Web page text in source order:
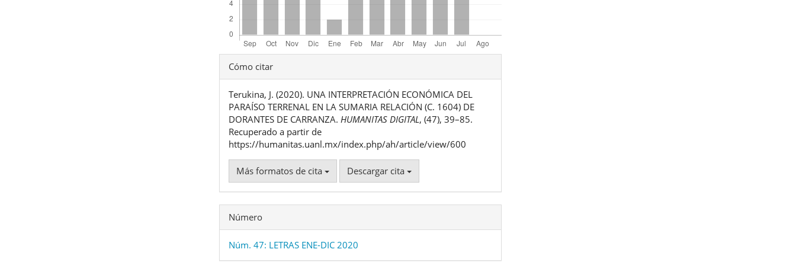
Detalles
del
artículo
Cómo citar
Terukina, J. (2020). UNA INTERPRETACIÓN ECONÓMICA DEL
PARAÍSO TERRENAL EN LA SUMARIA RELACIÓN (C. 1604) DE
DORANTES DE CARRANZA.HUMANITAS DIGITAL, (47), 39–85.
Recuperado a partir de
https://humanitas.uanl.mx/index.php/ah/article/view/600
Más formatos de cita Descargar cita
Número
Núm. 47: LETRAS ENE-DIC 2020